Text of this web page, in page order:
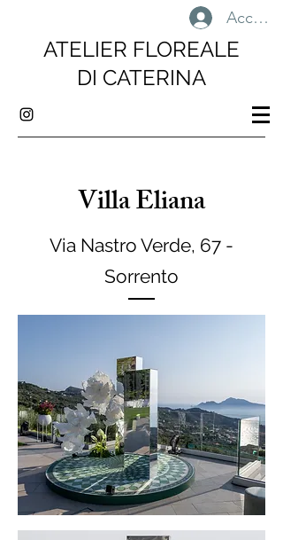
Accedi
ATELIER FLOREALE
DI CATERINA
Villa Eliana
Via Nastro Verde, 67 -
Sorrento